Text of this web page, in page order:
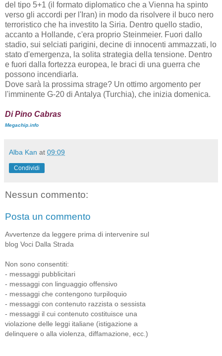
del tipo 5+1 (il formato diplomatico che a Vienna ha spinto
verso gli accordi per l'Iran) in modo da risolvere il buco nero
terroristico che ha investito la Siria. Dentro quello stadio,
accanto a Hollande, c'era proprio Steinmeier. Fuori dallo
stadio, sui selciati parigini, decine di innocenti ammazzati, lo
stato d'emergenza, la solita strategia della tensione. Dentro
e fuori dalla fortezza europea, le braci di una guerra che
possono incendiarla.
Dove sarà la prossima strage? Un ottimo argomento per
l'imminente G-20 di Antalya (Turchia), che inizia domenica.
Di Pino Cabras
Megachip.info
Alba Kan at 09:09
Condividi
Nessun commento:
Posta un commento
Avvertenze da leggere prima di intervenire sul
blog Voci Dalla Strada
Non sono consentiti:
- messaggi pubblicitari
- messaggi con linguaggio offensivo
- messaggi che contengono turpiloquio
- messaggi con contenuto razzista o sessista
- messaggi il cui contenuto costituisce una
violazione delle leggi italiane (istigazione a
delinquere o alla violenza, diffamazione, ecc.)